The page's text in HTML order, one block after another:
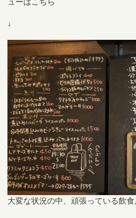
↓
大変な状況の中、頑張っている飲食